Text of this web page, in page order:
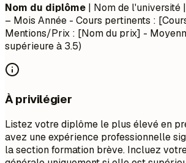
Nom du diplôme | Nom de l'université
– Mois Année - Cours pertinents :
Mentions/Prix : [Nom du prix] -
supérieure à 3.5)
À privilégier
Listez votre diplôme le plus élevé en
avez une expérience professionnelle
la section formation brève. Incluez